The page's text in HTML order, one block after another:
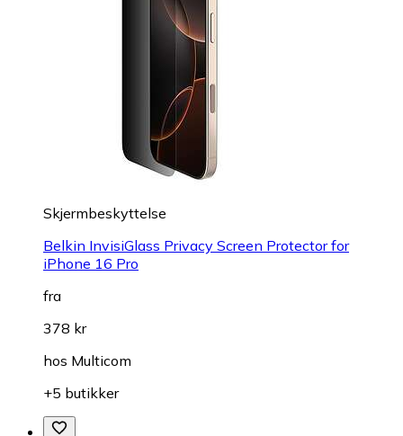
Skjermbeskyttelse
Belkin InvisiGlass Privacy Screen Protector for
iPhone 16 Pro
fra
378 kr
hos Multicom
+5 butikker